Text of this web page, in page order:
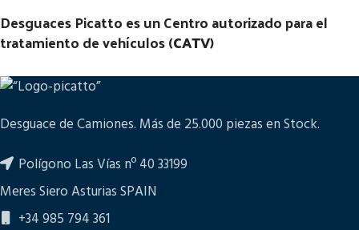
Desguaces Picatto es un Centro autorizado para el
tratamiento de vehículos (CATV)
Desguace de Camiones. Más de 25.000 piezas en Stock.
Polígono Las Vías nº 40 33199
Meres Siero Asturias SPAIN
+34 985 794 361